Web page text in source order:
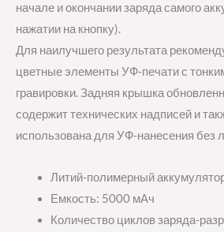
начале и окончании заряда самого
нажатии на кнопку).
Для наилучшего результата
цветные элементы УФ-печати с
гравировки. Задняя крышка
содержит технических надписей и
использована для УФ-нанесения без
Литий-полимерный
Емкость: 5000 мАч
Количество циклов заряда-